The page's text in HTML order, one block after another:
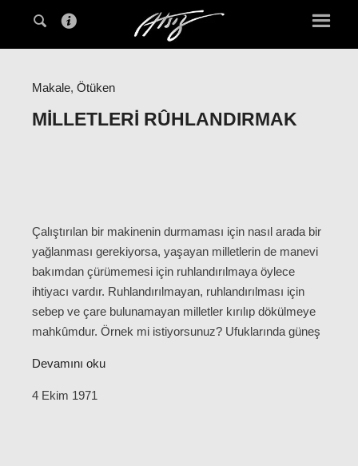
Makale, Ötüken
MILLETLERI RÛHLANDIRMAK
Çalıştırılan bir makinenin durmaması için nasıl arada bir
yağlanması gerekiyorsa, yaşayan milletlerin de manevi
bakımdan çürümemesi için ruhlandırılmaya öylece
ihtiyacı vardır. Ruhlandırılmayan, ruhlandırılması için
sebep ve çare bulunamayan milletler kırılıp dökülmeye
mahkûmdur. Örnek mi istiyorsunuz? Ufuklarında güneş
Devamını oku
4 Ekim 1971